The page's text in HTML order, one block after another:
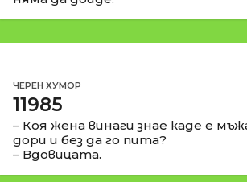
ЧЕРЕН ХУМОР
11985
– Коя жена винаги знае каде е
дори и без да го пита?
– Вдовицата.